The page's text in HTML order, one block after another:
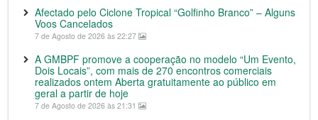
Afectado pelo Ciclone Tropical “Golfinho Branco” – Alguns
Voos Cancelados
7 de Agosto de 2026 às 22:27
A GMBPF promove a cooperação no modelo “Um Evento,
Dois Locais”, com mais de 270 encontros comerciais
realizados ontem Aberta gratuitamente ao público em
geral a partir de hoje
7 de Agosto de 2026 às 21:31